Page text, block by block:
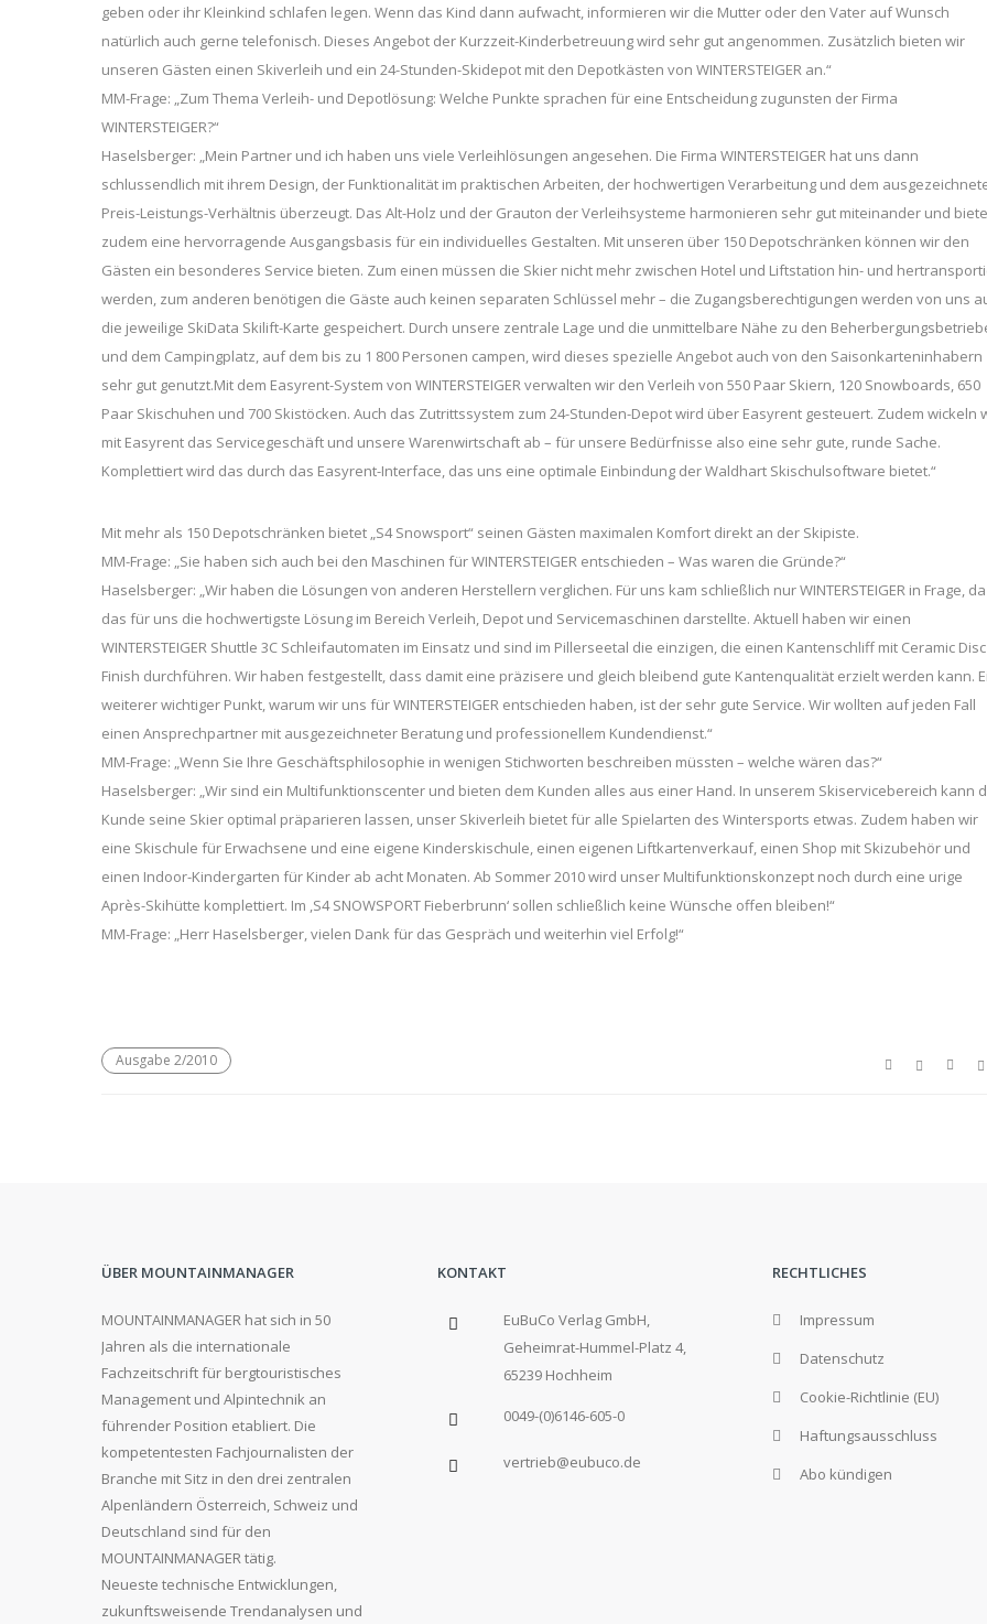
geben oder ihr Kleinkind schlafen legen. Wenn das Kind dann aufwacht, informieren wir die Mutter oder den Vater auf Wunsch
natürlich auch gerne telefonisch. Dieses Angebot der Kurzzeit-Kinderbetreuung wird sehr gut angenommen. Zusätzlich bieten wir
unseren Gästen einen Skiverleih und ein 24-Stunden-Skidepot mit den Depotkästen von WINTERSTEIGER an.“
MM-Frage: „Zum Thema Verleih- und Depotlösung: Welche Punkte sprachen für eine Entscheidung zugunsten der Firma
WINTERSTEIGER?“
Haselsberger: „Mein Partner und ich haben uns viele Verleihlösungen angesehen. Die Firma WINTERSTEIGER hat uns dann
schlussendlich mit ihrem Design, der Funktionalität im praktischen Arbeiten, der hochwertigen Verarbeitung und dem
Preis-Leistungs-Verhältnis überzeugt. Das Alt-Holz und der Grauton der Verleihsysteme harmonieren sehr gut miteinander und
zudem eine hervorragende Ausgangsbasis für ein individuelles Gestalten. Mit unseren über 150 Depotschränken können wir den
Gästen ein besonderes Service bieten. Zum einen müssen die Skier nicht mehr zwischen Hotel und Liftstation hin- und
werden, zum anderen benötigen die Gäste auch keinen separaten Schlüssel mehr – die Zugangsberechtigungen werden von uns
die jeweilige SkiData Skilift-Karte gespeichert. Durch unsere zentrale Lage und die unmittelbare Nähe zu den
und dem Campingplatz, auf dem bis zu 1 800 Personen campen, wird dieses spezielle Angebot auch von den Saisonkarteninhabern
sehr gut genutzt.Mit dem Easyrent-System von WINTERSTEIGER verwalten wir den Verleih von 550 Paar Skiern, 120 Snowboards, 650
Paar Skischuhen und 700 Skistöcken. Auch das Zutrittssystem zum 24-Stunden-Depot wird über Easyrent gesteuert. Zudem wickeln
mit Easyrent das Servicegeschäft und unsere Warenwirtschaft ab – für unsere Bedürfnisse also eine sehr gute, runde Sache.
Komplettiert wird das durch das Easyrent-Interface, das uns eine optimale Einbindung der Waldhart Skischulsoftware bietet.“
Mit mehr als 150 Depotschränken bietet „S4 Snowsport“ seinen Gästen maximalen Komfort direkt an der Skipiste.
MM-Frage: „Sie haben sich auch bei den Maschinen für WINTERSTEIGER entschieden – Was waren die Gründe?“
Haselsberger: „Wir haben die Lösungen von anderen Herstellern verglichen. Für uns kam schließlich nur WINTERSTEIGER in Frage, da
das für uns die hochwertigste Lösung im Bereich Verleih, Depot und Servicemaschinen darstellte. Aktuell haben wir einen
WINTERSTEIGER Shuttle 3C Schleifautomaten im Einsatz und sind im Pillerseetal die einzigen, die einen Kantenschliff mit Ceramic Disc
Finish durchführen. Wir haben festgestellt, dass damit eine präzisere und gleich bleibend gute Kantenqualität erzielt werden kann.
weiterer wichtiger Punkt, warum wir uns für WINTERSTEIGER entschieden haben, ist der sehr gute Service. Wir wollten auf jeden Fall
einen Ansprechpartner mit ausgezeichneter Beratung und professionellem Kundendienst.“
MM-Frage: „Wenn Sie Ihre Geschäftsphilosophie in wenigen Stichworten beschreiben müssten – welche wären das?“
Haselsberger: „Wir sind ein Multifunktionscenter und bieten dem Kunden alles aus einer Hand. In unserem Skiservicebereich kann
Kunde seine Skier optimal präparieren lassen, unser Skiverleih bietet für alle Spielarten des Wintersports etwas. Zudem haben wir
eine Skischule für Erwachsene und eine eigene Kinderskischule, einen eigenen Liftkartenverkauf, einen Shop mit Skizubehör und
einen Indoor-Kindergarten für Kinder ab acht Monaten. Ab Sommer 2010 wird unser Multifunktionskonzept noch durch eine urige
Après-Skihütte komplettiert. Im ,S4 SNOWSPORT Fieberbrunn‘ sollen schließlich keine Wünsche offen bleiben!“
MM-Frage: „Herr Haselsberger, vielen Dank für das Gespräch und weiterhin viel Erfolg!“
Ausgabe 2/2010
ÜBER MOUNTAINMANAGER
MOUNTAINMANAGER hat sich in 50
Jahren als die internationale
Fachzeitschrift für bergtouristisches
Management und Alpintechnik an
führender Position etabliert. Die
kompetentesten Fachjournalisten der
Branche mit Sitz in den drei zentralen
Alpenländern Österreich, Schweiz und
Deutschland sind für den
MOUNTAINMANAGER tätig.
Neueste technische Entwicklungen,
zukunftsweisende Trendanalysen und
KONTAKT
EuBuCo Verlag GmbH,
Geheimrat-Hummel-Platz 4,
65239 Hochheim
0049-(0)6146-605-0
vertrieb@eubuco.de
RECHTLICHES
Impressum
Datenschutz
Cookie-Richtlinie (EU)
Haftungsausschluss
Abo kündigen